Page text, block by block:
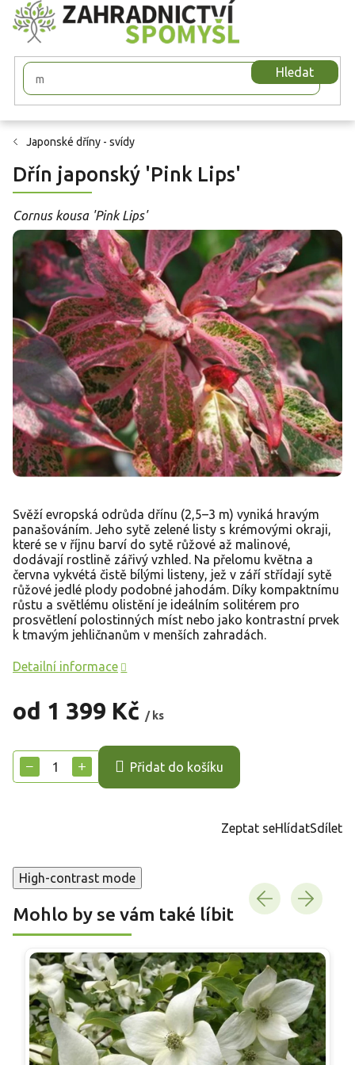
Přejít
na
obsah
Hledat
Japonské dříny - svídy
Dřín japonský 'Pink Lips'
Cornus kousa 'Pink Lips'
od 1 399 Kč / ks
cena:
+
− Přidat do košíku
Svěží evropská odrůda dřínu (2,5–3 m) vyniká hravým
panašováním. Jeho sytě zelené listy s krémovými okraji,
které se v říjnu barví do sytě růžové až malinové,
dodávají rostlině zářivý vzhled. Na přelomu května a
června vykvétá čistě bílými listeny, jež v září střídají sytě
růžové jedlé plody podobné jahodám. Díky kompaktnímu
růstu a světlému olistění je ideálním solitérem pro
prosvětlení polostinných míst nebo jako kontrastní prvek
k tmavým jehličnanům v menších zahradách.
Detailní informace
Zeptat seHlídatSdílet
High-contrast mode
Mohlo by se vám také líbit